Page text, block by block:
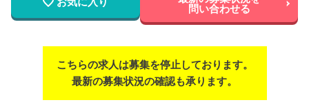
問い合わせる
こちらの求人は募集を停止しております。
最新の募集状況の確認も承ります。